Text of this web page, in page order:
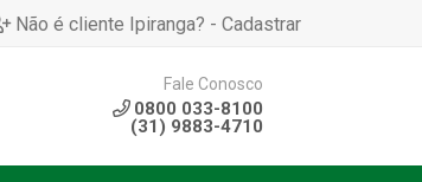
Não é cliente Ipiranga? - Cadastrar
Fale Conosco
0800 033-8100
(31) 9883-4710